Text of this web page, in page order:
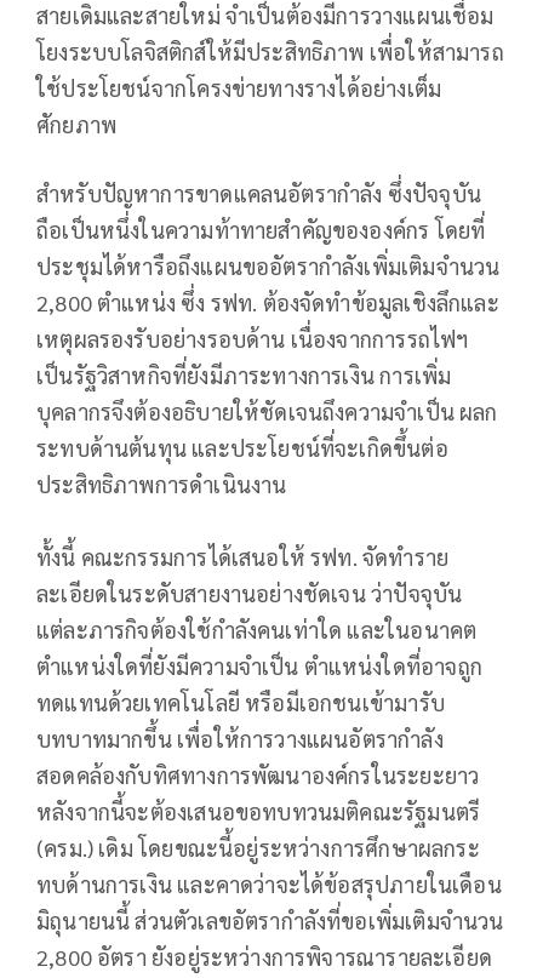
สายเดิมและสายใหม่ จำเป็นต้องมีการวางแผนเชื่อม
โยงระบบโลจิสติกส์ให้มีประสิทธิภาพ เพื่อให้สามารถ
ใช้ประโยชน์จากโครงข่ายทางรางได้อย่างเต็ม
ศักยภาพ
สำหรับปัญหาการขาดแคลนอัตรากำลัง ซึ่งปัจจุบัน
ถือเป็นหนึ่งในความท้าทายสำคัญขององค์กร โดยที่
ประชุมได้หารือถึงแผนขออัตรากำลังเพิ่มเติมจำนวน
2,800 ตำแหน่ง ซึ่ง รฟท. ต้องจัดทำข้อมูลเชิงลึกและ
เหตุผลรองรับอย่างรอบด้าน เนื่องจากการรถไฟฯ
เป็นรัฐวิสาหกิจที่ยังมีภาระทางการเงิน การเพิ่ม
บุคลากรจึงต้องอธิบายให้ชัดเจนถึงความจำเป็น ผลก
ระทบด้านต้นทุน และประโยชน์ที่จะเกิดขึ้นต่อ
ประสิทธิภาพการดำเนินงาน
ทั้งนี้ คณะกรรมการได้เสนอให้ รฟท. จัดทำราย
ละเอียดในระดับสายงานอย่างชัดเจน ว่าปัจจุบัน
แต่ละภารกิจต้องใช้กำลังคนเท่าใด และในอนาคต
ตำแหน่งใดที่ยังมีความจำเป็น ตำแหน่งใดที่อาจถูก
ทดแทนด้วยเทคโนโลยี หรือมีเอกชนเข้ามารับ
บทบาทมากขึ้น เพื่อให้การวางแผนอัตรากำลัง
สอดคล้องกับทิศทางการพัฒนาองค์กรในระยะยาว
หลังจากนี้จะต้องเสนอขอทบทวนมติคณะรัฐมนตรี
(ครม.) เดิม โดยขณะนี้อยู่ระหว่างการศึกษาผลกระ
ทบด้านการเงิน และคาดว่าจะได้ข้อสรุปภายในเดือน
มิถุนายนนี้ ส่วนตัวเลขอัตรากำลังที่ขอเพิ่มเติมจำนวน
2,800 อัตรา ยังอยู่ระหว่างการพิจารณารายละเอียด